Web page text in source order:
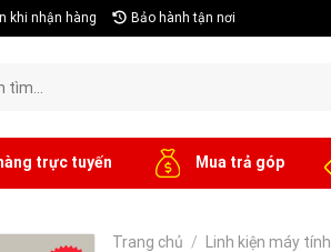
khi nhận hàng Bảo hành tận nơi
trực tuyến Mua trả góp
Trang chủ / Linh kiện máy tính